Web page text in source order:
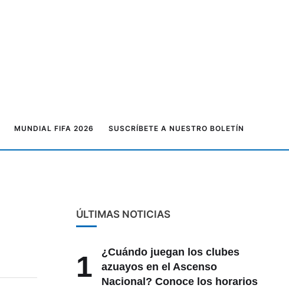
MUNDIAL FIFA 2026 SUSCRÍBETE A NUESTRO BOLETÍN
ÚLTIMAS NOTICIAS
1
¿Cuándo juegan los clubes
azuayos en el Ascenso
Nacional? Conoce los horarios